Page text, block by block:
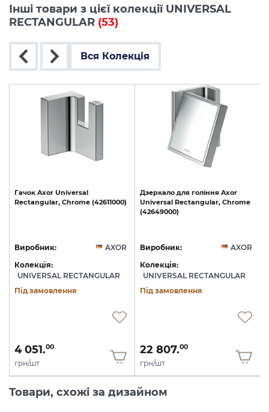
Інші товари з цієї колекції UNIVERSAL
RECTANGULAR (53)
Вся Колекція
Гачок Axor Universal
Rectangular, Chrome (42611000)
Виробник:
AXOR
Колекція:
UNIVERSAL RECTANGULAR
Під замовлення
4 051.00
грн/шт
Дзеркало для гоління Axor
Universal Rectangular, Chrome
(42649000)
Виробник:
AXOR
Колекція:
UNIVERSAL RECTANGULAR
Під замовлення
22 807.00
грн/шт
Товари, схожі за дизайном